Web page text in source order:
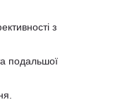
з
подальшої